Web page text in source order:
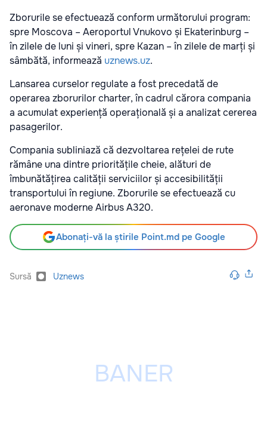
Zborurile se efectuează conform următorului program:
spre Moscova – Aeroportul Vnukovo și Ekaterinburg –
în zilele de luni și vineri, spre Kazan – în zilele de marți și
sâmbătă, informează uznews.uz.
Lansarea curselor regulate a fost precedată de
operarea zborurilor charter, în cadrul cărora compania
a acumulat experiență operațională și a analizat cererea
pasagerilor.
Compania subliniază că dezvoltarea rețelei de rute
rămâne una dintre prioritățile cheie, alături de
îmbunătățirea calității serviciilor și accesibilității
transportului în regiune. Zborurile se efectuează cu
aeronave moderne Airbus A320.
Abonați-vă la știrile Point.md pe Google
Sursă Uznews